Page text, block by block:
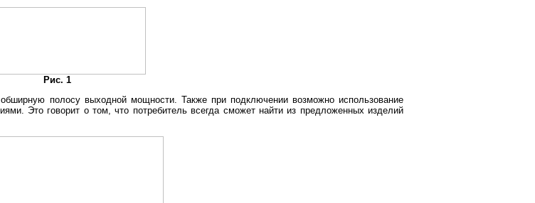
Рис. 1
полосу выходной мощности. Также при подключении возможно использование
Это говорит о том, что потребитель всегда сможет найти из предложенных изделий